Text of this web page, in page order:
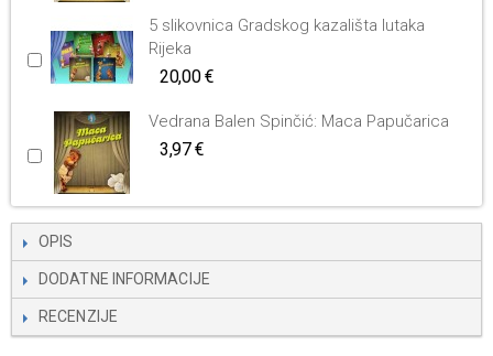
5 slikovnica Gradskog kazališta lutaka
Rijeka
20,00 €
Vedrana Balen Spinčić: Maca Papučarica
3,97 €
OPIS
DODATNE INFORMACIJE
RECENZIJE